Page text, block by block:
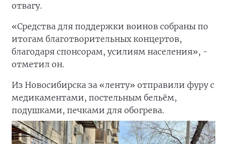
отвагу.
«Средства для поддержки воинов собраны по
итогам благотворительных концертов,
благодаря спонсорам, усилиям населения», -
отметил он.
Из Новосибирска за «ленту» отправили фуру с
медикаментами, постельным бельём,
подушками, печками для обогрева.